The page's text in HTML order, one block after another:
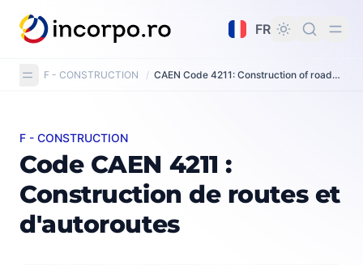
principal
FR
F - CONSTRUCTION / CAEN Code 4211: Construction of roads and motorways
Code CAEN 4211 : Construction de routes et
F - CONSTRUCTION
Code CAEN 4211 :
Construction de routes et
d'autoroutes